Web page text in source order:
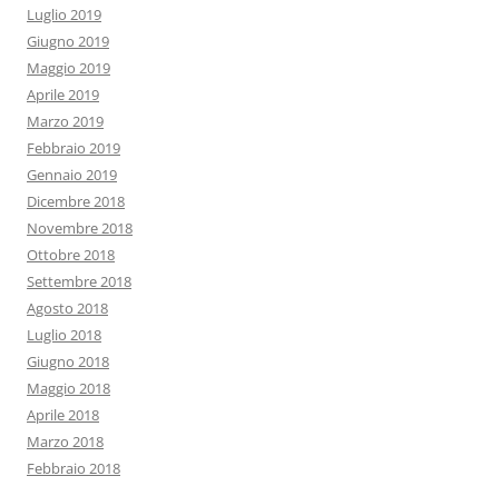
Luglio 2019
Giugno 2019
Maggio 2019
Aprile 2019
Marzo 2019
Febbraio 2019
Gennaio 2019
Dicembre 2018
Novembre 2018
Ottobre 2018
Settembre 2018
Agosto 2018
Luglio 2018
Giugno 2018
Maggio 2018
Aprile 2018
Marzo 2018
Febbraio 2018